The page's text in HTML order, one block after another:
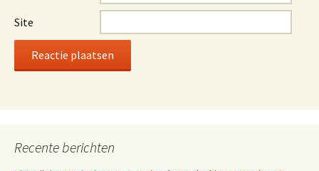
Site
Recente berichten